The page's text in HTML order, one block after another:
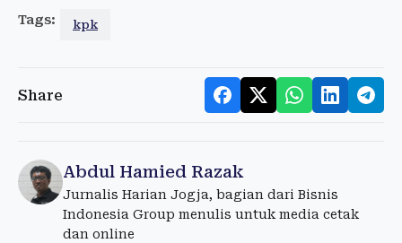
Tags: kpk
Share
Abdul Hamied Razak
Jurnalis Harian Jogja, bagian dari Bisnis
Indonesia Group menulis untuk media cetak
dan online